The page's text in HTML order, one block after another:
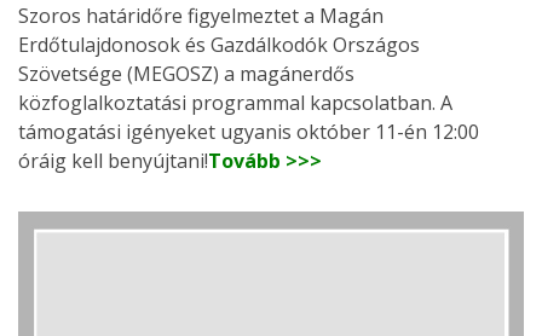
Szoros határidőre figyelmeztet a Magán
Erdőtulajdonosok és Gazdálkodók Országos
Szövetsége (MEGOSZ) a magánerdős
közfoglalkoztatási programmal kapcsolatban. A
támogatási igényeket ugyanis október 11-én 12:00
óráig kell benyújtani!Tovább >>>